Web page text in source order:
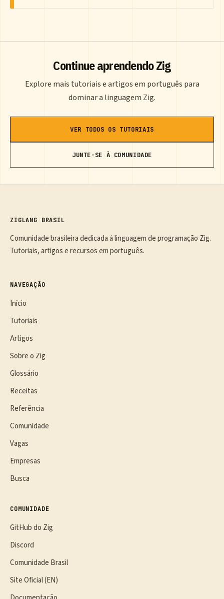
Continue aprendendo Zig
Explore mais tutoriais e artigos em português para
dominar a linguagem Zig.
VER TODOS OS TUTORIAIS
JUNTE-SE À COMUNIDADE
ZIGLANG BRASIL
Comunidade brasileira dedicada à linguagem de programação Zig.
Tutoriais, artigos e recursos em português.
NAVEGAÇÃO
Início
Tutoriais
Artigos
Sobre o Zig
Glossário
Receitas
Referência
Comunidade
Vagas
Empresas
Busca
COMUNIDADE
GitHub do Zig
Discord
Comunidade Brasil
Site Oficial (EN)